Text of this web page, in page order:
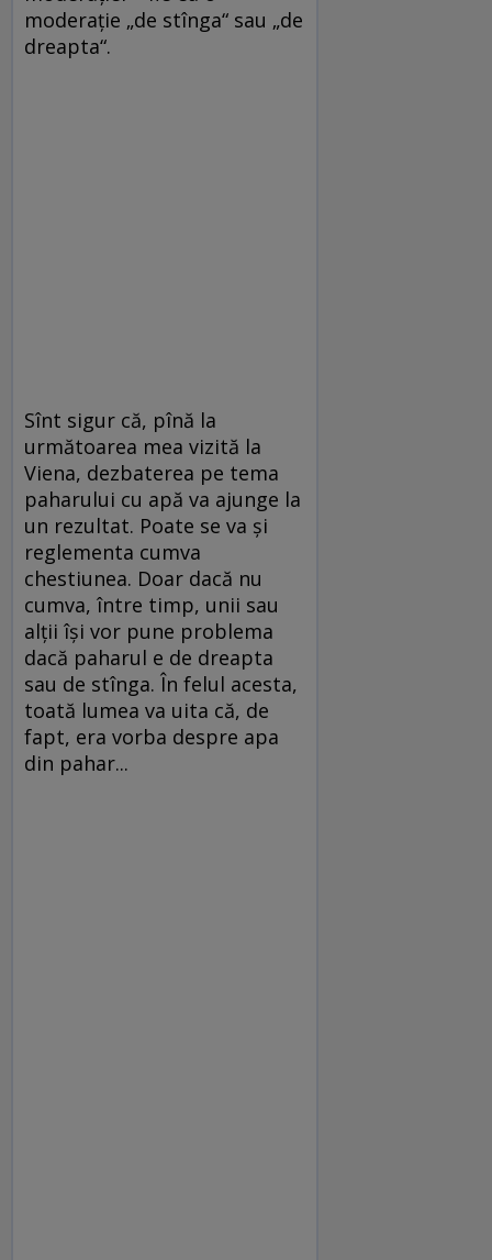
moderaţie „de stînga“ sau „de
dreapta“.
Sînt sigur că, pînă la
următoarea mea vizită la
Viena, dezbaterea pe tema
paharului cu apă va ajunge la
un rezultat. Poate se va şi
reglementa cumva
chestiunea. Doar dacă nu
cumva, între timp, unii sau
alţii îşi vor pune problema
dacă paharul e de dreapta
sau de stînga. În felul acesta,
toată lumea va uita că, de
fapt, era vorba despre apa
din pahar...